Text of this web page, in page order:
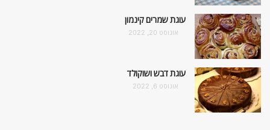
עוגת שמרים קינמון
אוגוסט 20, 2022
עוגת דבש ושוקולד
אוגוסט 6, 2022